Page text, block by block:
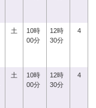
土
10時
00分
12時
30分
4
土
10時
00分
12時
30分
4